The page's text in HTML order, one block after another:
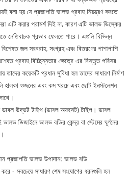
বলা হয় যে প্রজাপতি ভালভ প্রবাহ নিয়ন্ত্রণ করতে
এটি করার পরামর্শ দিই না, কারণ এটি ভালভ ডিস্কের
নেতিবাচক প্রভাব ফেলতে পারে। এগুলি বিভিন্ন
জল সরবরাহ, সংগ্রহ এবং বিতরণের পাশাপাশি
প্রবাহ বিচ্ছিন্নতার ক্ষেত্রে এর বিস্তৃত পরিসর
কয়েকটি প্রধান সুবিধা হল তাদের সাধারণ নির্মাণ
হালকা ওজনের এবং কম খরচে এবং ছোট ইনস্টলেশন
ডাবল উদ্ভট টাইপ (ডাবল অফসেট) টাইপ। ডাবল
ডিজাইনে ভালভ বডির কেন্দ্র বা স্টেমের ঘূর্ণনের
প্রজাপতি ভালভ উপাদান: ভালভ বডি
- সবচেয়ে সাধারণ শেষ সংযোগের ধরনগুলি হল